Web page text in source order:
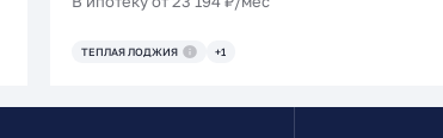
ТЕПЛАЯ ЛОДЖИЯ +1